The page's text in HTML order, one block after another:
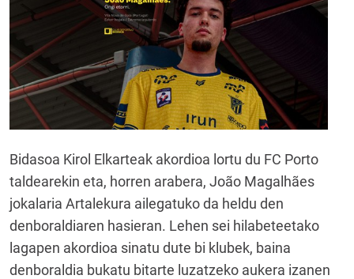
Bidasoa Kirol Elkarteak akordioa lortu du FC Porto
taldearekin eta, horren arabera, João Magalhães
jokalaria Artalekura ailegatuko da heldu den
denboraldiaren hasieran. Lehen sei hilabeteetako
lagapen akordioa sinatu dute bi klubek, baina
denboraldia bukatu bitarte luzatzeko aukera izanen